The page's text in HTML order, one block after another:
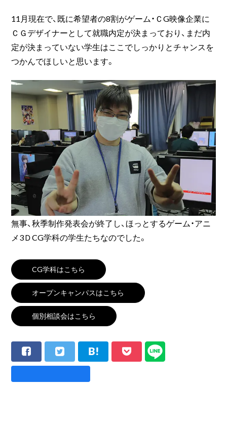
11月現在で、既に希望者の8割がゲーム・ＣG映像企業に
ＣＧデザイナーとして就職内定が決まっており、まだ内
定が決まっていない学生はここでしっかりとチャンスを
つかんでほしいと思います。
無事、秋季制作発表会が終了し、ほっとするゲーム・アニ
メ3ＤCG学科の学生たちなのでした。
CG学科はこちら
オープンキャンパスはこちら
個別相談会はこちら